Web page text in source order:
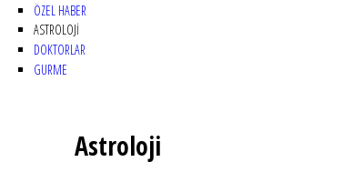
ÖZEL HABER
ASTROLOJİ
DOKTORLAR
GURME
Astroloji